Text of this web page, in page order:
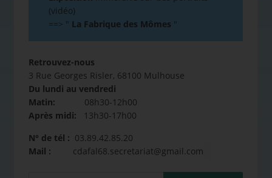
(vidéo)
==> " La Fabrique des Mômes "
Retrouvez-nous
3 Rue Georges Risler, 68100 Mulhouse
Du lundi au vendredi
Matin: 08h30-12h00
Après midi: 13h30-17h00
N° de tél : 03.89.42.85.20
Mail : cdafal68.secretariat@gmail.com